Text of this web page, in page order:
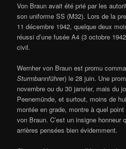
Von Braun avait été prié par les
son uniforme SS (M32). Lors de la
11 décembre 1942, quelque deux
réussi d’une fusée A4 (3 octobre
civil.
Wernher von Braun est promu
Sturmbannführer) le 28 juin. Une
novembre ou du 30 janvier, mais du
Peenemünde, et surtout, moins de
montée en grade, montre à quel
von Braun. C’est un insigne honneur
arrières pensées bien évidemment.